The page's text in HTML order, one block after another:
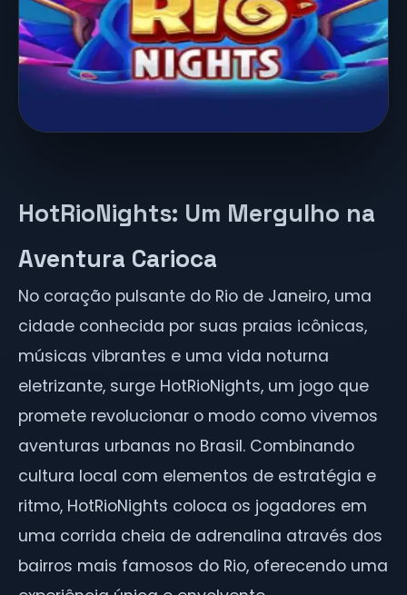
HotRioNights: Um Mergulho na
Aventura Carioca
No coração pulsante do Rio de Janeiro, uma
cidade conhecida por suas praias icônicas,
músicas vibrantes e uma vida noturna
eletrizante, surge HotRioNights, um jogo que
promete revolucionar o modo como vivemos
aventuras urbanas no Brasil. Combinando
cultura local com elementos de estratégia e
ritmo, HotRioNights coloca os jogadores em
uma corrida cheia de adrenalina através dos
bairros mais famosos do Rio, oferecendo uma